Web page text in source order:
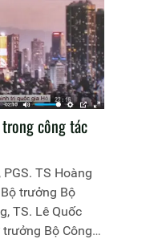
công tác
TS Hoàng
trưởng Bộ
TS. Lê Quốc
Bộ Công